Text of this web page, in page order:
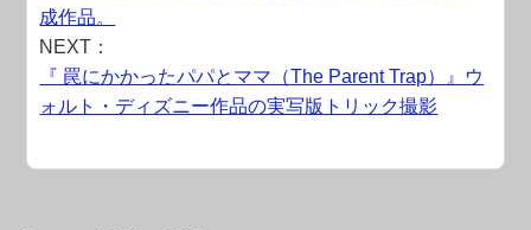
成作品。
NEXT：
『 罠にかかったパパとママ（The Parent Trap）』ウ
ォルト・ディズニー作品の実写版トリック撮影